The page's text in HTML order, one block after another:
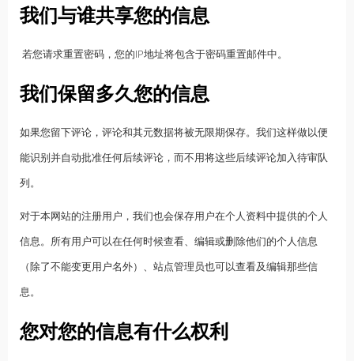
我们与谁共享您的信息
若您请求重置密码，您的IP地址将包含于密码重置邮件中。
我们保留多久您的信息
如果您留下评论，评论和其元数据将被无限期保存。我们这样做以便
能识别并自动批准任何后续评论，而不用将这些后续评论加入待审队
列。
对于本网站的注册用户，我们也会保存用户在个人资料中提供的个人
信息。所有用户可以在任何时候查看、编辑或删除他们的个人信息
（除了不能变更用户名外）、站点管理员也可以查看及编辑那些信
息。
您对您的信息有什么权利